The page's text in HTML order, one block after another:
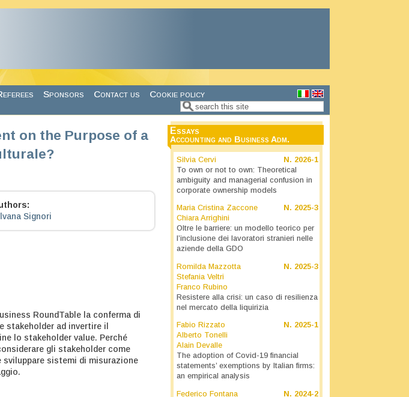
Sponsors Contact us Cookie policy
Search form
Search
on the Purpose of a
Signori
RoundTable la conferma di
stakeholder ad invertire il
lo stakeholder value. Perché
gli stakeholder come
sviluppare sistemi di misurazione
Essays
Accounting and Business Adm.
N. 2026-1
Silvia Cervi
To own or not to own: Theoretical
ambiguity and managerial confusion in
corporate ownership models
N. 2025-3
Maria Cristina Zaccone
Chiara Arrighini
Oltre le barriere: un modello teorico per
l’inclusione dei lavoratori stranieri nelle
aziende della GDO
N. 2025-3
Romilda Mazzotta
Stefania Veltri
Franco Rubino
Resistere alla crisi: un caso di resilienza
nel mercato della liquirizia
N. 2025-1
Fabio Rizzato
Alberto Tonelli
Alain Devalle
The adoption of Covid-19 financial
statements’ exemptions by Italian firms:
an empirical analysis
N. 2024-2
Federico Fontana